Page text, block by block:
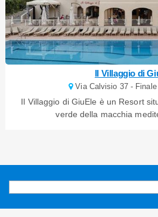
Il Villaggio di
Via Calvisio 37 - Finale
Il Villaggio di GiuEle è un Resort
verde della macchia